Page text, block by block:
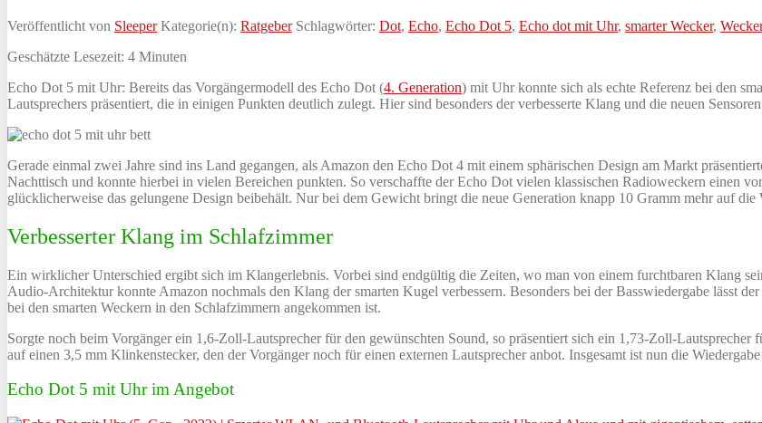
Veröffentlicht von Sleeper Kategorie(n): RatgeberSchlagwörter: Dot, Echo, Echo Dot 5, Echo dot mit Uhr, smarter Wecker,
Geschätzte Lesezeit: 4 Minuten
Echo Dot 5 mit Uhr: Bereits das Vorgängermodell des Echo Dot (4. Generation) mit Uhr konnte sich als echte Referenz bei den
Lautsprechers präsentiert, die in einigen Punkten deutlich zulegt. Hier sind besonders der verbesserte Klang und die neuen
Gerade einmal zwei Jahre sind ins Land gegangen, als Amazon den Echo Dot 4 mit einem sphärischen Design am Markt
Nachttisch und konnte hierbei in vielen Bereichen punkten. So verschaffte der Echo Dot vielen klassischen Radioweckern einen
glücklicherweise das gelungene Design beibehält. Nur bei dem Gewicht bringt die neue Generation knapp 10 Gramm mehr auf die
Verbesserter Klang im Schlafzimmer
Ein wirklicher Unterschied ergibt sich im Klangerlebnis. Vorbei sind endgültig die Zeiten, wo man von einem furchtbaren Klang
Audio-Architektur konnte Amazon nochmals den Klang der smarten Kugel verbessern. Besonders bei der Basswiedergabe lässt
bei den smarten Weckern in den Schlafzimmern angekommen ist.
Sorgte noch beim Vorgänger ein 1,6-Zoll-Lautsprecher für den gewünschten Sound, so präsentiert sich ein 1,73-Zoll-
auf einen 3,5 mm Klinkenstecker, den der Vorgänger noch für einen externen Lautsprecher anbot. Insgesamt ist nun die
Echo Dot 5 mit Uhr im Angebot